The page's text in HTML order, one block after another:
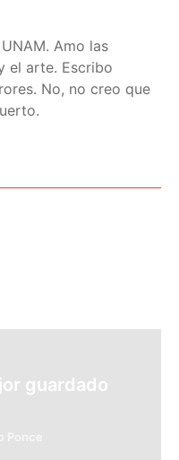
Amo las
el arte. Escribo
No, no creo que
guardado